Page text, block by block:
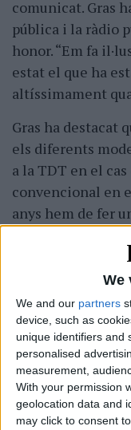
We
We and our partners
device, such as
unique identifiers and
personalised
measurement,
With your permission
geolocation data and
may click to consent
comunicat. Gras
pública i la ràdio
honor. “Em fa
estat el que ha
altíssimament
Gras ha destacat
els diferents
a la TDT en el
convencional en
anys hem de fer
vies de difusió
potenciar
quan la TDT
Així mateix, ha
potenciar
del gener, la
ha afegit,
TV3”.